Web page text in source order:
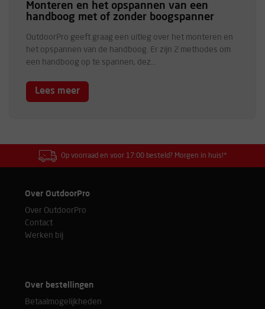
Monteren en het opspannen van een
handboog met of zonder boogspanner
OutdoorPro geeft graag een uitleg over het monteren en
het opspannen van de handboog. Er zijn 2 methodes om
een handboog op te spannen, dez...
Lees meer
Op voorraad en voor 17:00 besteld? Morgen in huis!*
Over OutdoorPro
Over OutdoorPro
Contact
Werken bij
Over bestellingen
Betaalmogelijkheden